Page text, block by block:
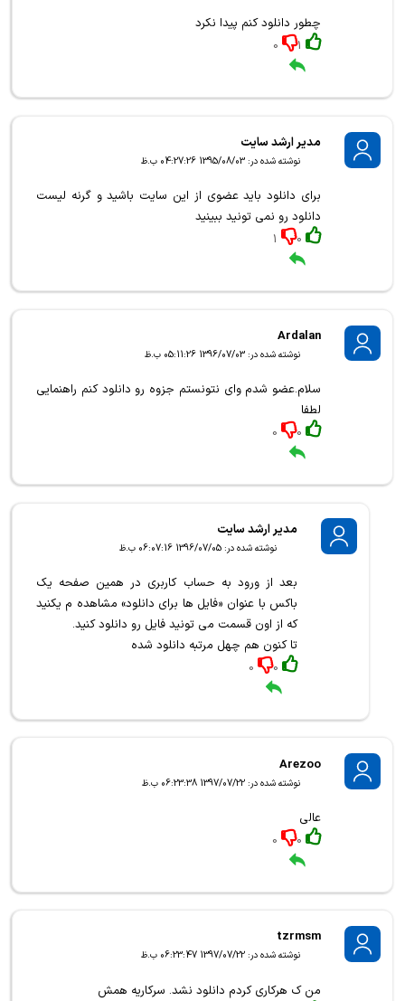
چطور دانلود کنم پیدا نکرد
1
0
مدیر ارشد سایت
نوشته شده در: 1395/08/03 04:27:26 ب.ظ
برای دانلود باید عضوی از این سایت باشید و گرنه لیست
دانلود رو نمی تونید ببینید
0
1
Ardalan
نوشته شده در: 1396/07/03 05:11:26 ب.ظ
سلام.عضو شدم وای نتونستم جزوه رو دانلود کنم راهنمایی
لطفا
0
0
مدیر ارشد سایت
نوشته شده در: 1396/07/05 06:07:16 ب.ظ
بعد از ورود به حساب کاربری در همین صفحه یک
باکس با عنوان «فایل ها برای دانلود» مشاهده م یکنید
که از اون قسمت می تونید فایل رو دانلود کنید.
تا کنون هم چهل مرتبه دانلود شده
0
0
Arezoo
نوشته شده در: 1397/07/22 06:23:38 ب.ظ
عالی
0
0
tzrmsm
نوشته شده در: 1397/07/22 06:23:47 ب.ظ
من ک هرکاری کردم دانلود نشد. سرکاریه همش